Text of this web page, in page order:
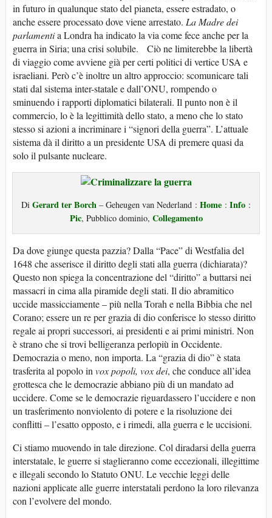
in futuro in qualunque stato del pianeta, essere estradato, o
anche essere processato dove viene arrestato. La Madre dei
parlamentia Londra ha indicato la via come fece anche per la
guerra in Siria; una crisi solubile. Ciò ne limiterebbe la libertà
di viaggio come avviene già per certi politici di vertice USA e
israeliani. Però c’è inoltre un altro approccio: scomunicare tali
stati dal sistema inter-statale e dall’ONU, rompendo o
sminuendo i rapporti diplomatici bilaterali. Il punto non è il
commercio, lo è la legittimità dello stato, a meno che lo stato
stesso si azioni a incriminare i “signori della guerra”. L’attuale
sistema dà il diritto a un presidente USA di premere quasi da
solo il pulsante nucleare.
Di Gerard ter Borch – Geheugen van Nederland : Home : Info :
Pic, Pubblico dominio, Collegamento
Da dove giunge questa pazzia? Dalla “Pace” di Westfalia del
1648 che asserisce il diritto degli stati alla guerra (dichiarata)?
Questo non spiega la concentrazione del “diritto” a buttarsi nei
massacri in cima alla piramide degli stati. Il dio abramitico
uccide massicciamente – più nella Torah e nella Bibbia che nel
Corano; essere un re per grazia di dio conferisce lo stesso diritto
regale ai propri successori, ai presidenti e ai primi ministri. Non
è strano che si trovi belligeranza perlopiù in Occidente.
Democrazia o meno, non importa. La “grazia di dio” è stata
trasferita al popolo invox popoli, vox dei, che conduce all’idea
grottesca che le democrazie abbiano più di un mandato ad
uccidere. Come se le democrazie riguardassero l’uccidere e non
un trasferimento nonviolento di potere e la risoluzione dei
conflitti – l’esatto opposto, e i rimedi, alla guerra e le uccisioni.
Ci stiamo muovendo in tale direzione. Col diradarsi della guerra
interstatale, le guerre si staglieranno come eccezionali, illegittime
e illegali secondo lo Statuto ONU. Le vecchie leggi delle
nazioni applicate alle guerre interstatali perdono la loro rilevanza
con l’evolvere del mondo.